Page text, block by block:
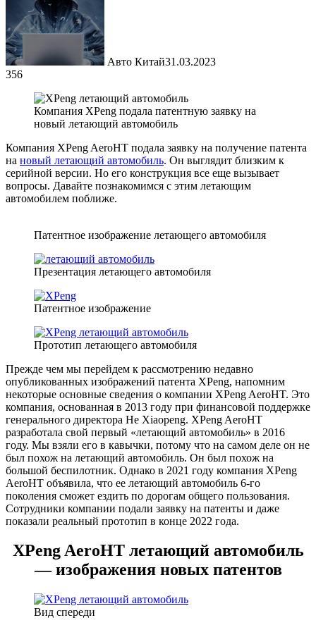
Авто Китай31.03.2023
356
Компания XPeng подала патентную заявку на
новый летающий автомобиль
Компания XPeng AeroHT подала заявку на получение патента
на новый летающий автомобиль. Он выглядит близким к
серийной версии. Но его конструкция все еще вызывает
вопросы. Давайте познакомимся с этим летающим
автомобилем поближе.
Патентное изображение летающего автомобиля
Презентация летающего автомобиля
Патентное изображение
Прототип летающего автомобиля
Прежде чем мы перейдем к рассмотрению недавно
опубликованных изображений патента XPeng, напомним
некоторые основные сведения о компании XPeng AeroHT. Это
компания, основанная в 2013 году при финансовой поддержке
генерального директора He Xiaopeng. XPeng AeroHT
разработала свой первый «летающий автомобиль» в 2016
году. Мы взяли его в кавычки, потому что на самом деле он не
был похож на летающий автомобиль. Он был похож на
большой беспилотник. Однако в 2021 году компания XPeng
AeroHT объявила, что ее летающий автомобиль 6-го
поколения сможет ездить по дорогам общего пользования.
Сотрудники компании подали заявку на патенты и даже
показали реальный прототип в конце 2022 года.
XPeng AeroHT летающий автомобиль
— изображения новых патентов
Вид спереди